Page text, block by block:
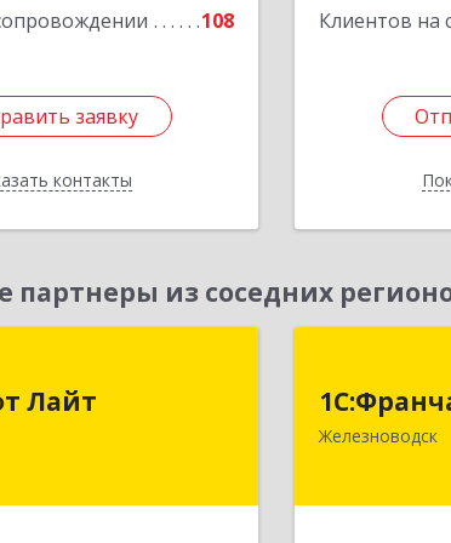
108
заявку
контакты
заявку
Назад
Клиентов на
из соседних
Лайт
Ставропольский край,
Хетагурова ул, дом
Железноводск
357430,
курорт